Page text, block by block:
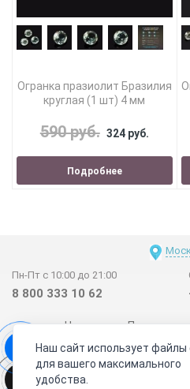
Огранка празиолит Бразилия
круглая (1 шт) 4 мм
590 руб. 324 руб.
Подробнее
Пн-Пт с 10:00 до 21:00
8 800 333 10 62
Новинки
Договор-оферта
О
Отзывы покупателей
Наш сайт использует файлы
для вашего максимального
удобства.